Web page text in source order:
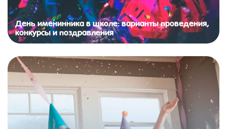
День именинника в школе: варианты проведения,
конкурсы и поздравления